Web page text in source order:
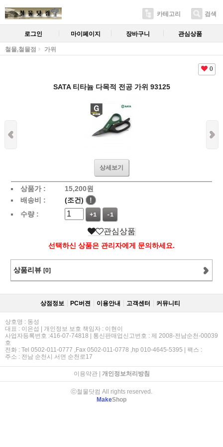
카테고리 검색
로그인 마이페이지 장바구니 관심상품
철물,철물점 가위
0
SATA 티타늄 다목적 전공 가위 93125
상세보기
상품가 : 15,200원
배송비 :
(조건)
!
수량 :
+1 -1
관심상품
선택하신 상품은 관리자에게 문의하세요.
상품리뷰 [0]
상점정보 PC버젼 이용안내 고객센터 커뮤니티
상호명 : 동성
대표 : 이은섭 | 개인정보 보호 책임자 : 이현이
사업자등록번호 :416-07-74818 | 통신판매업신고번호 : 제 2008-전남순천-00039
호
전화 : Tel 0502-011-0777 ,Fax 0502-011-0778 ,hp 010-4645-5395 | 팩스 :
주소 : 전남 순천시 서면 순천로17
이용약관| 개인정보처리방침
ⓒ철물닷컴 All rights reserved.
MakeShop